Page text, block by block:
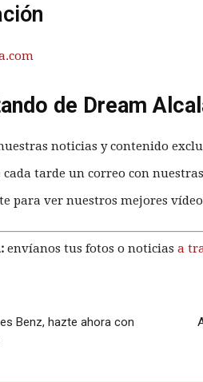
de Dream
noticias y contenido
cada tarde un correo con
para ver nuestros mejores
envíanos tus fotos o noticias a
Benz, hazte ahora con